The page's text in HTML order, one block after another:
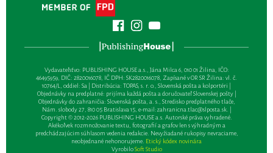
Vydavateľsťvo: PUBLISHING HOUSE a.s., Jána Milca 6, 010 01 Žilina, IČO:
46495959, DIČ: 2820016078, IČ DPH: SK2820016078, Zapísané v OR SR Žilina: vl. č.
10764/L, oddiel: Sa | Distribúcia: TOPAS, s. r. o., Slovenská pošta a kolportéri |
Objednávky na predplatné: prijíma každá pošta a doručovateľ Slovenskej pošty |
Objednávky do zahraničia: Slovenská pošta, a. s., Stredisko predplatného tlače,
Nám. slobody 27, 810 05 Bratislava 15, e-mail:zahranicna.tlac@slposta.sk. |
Copyright © 2012-2026 PUBLISHING HOUSE a.s. Autorské práva vyhradené.
Akékoľvek rozmnožovanie textu, fotografií a grafov len s výhradným a
predchádzajúcim súhlasom vedenia redakcie. Nevyžiadané rukopisy nevraciame,
neobjednané nehonorujeme. Etický kódex novinára
VyrobiloSoft Studio